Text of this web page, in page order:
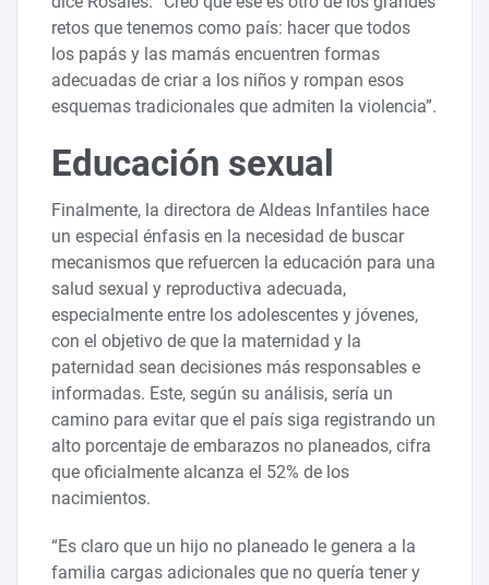
retos que tenemos como país: hacer que todos
los papás y las mamás encuentren formas
adecuadas de criar a los niños y rompan esos
esquemas tradicionales que admiten la violencia”.
Educación sexual
Finalmente, la directora de Aldeas Infantiles hace
un especial énfasis en la necesidad de buscar
mecanismos que refuercen la educación para una
salud sexual y reproductiva adecuada,
especialmente entre los adolescentes y jóvenes,
con el objetivo de que la maternidad y la
paternidad sean decisiones más responsables e
informadas. Este, según su análisis, sería un
camino para evitar que el país siga registrando un
alto porcentaje de embarazos no planeados, cifra
que oficialmente alcanza el 52% de los
nacimientos.
“Es claro que un hijo no planeado le genera a la
familia cargas adicionales que no quería tener y